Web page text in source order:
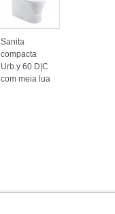
Sanita
compacta
Urb.y 60 D|C
com meia lua